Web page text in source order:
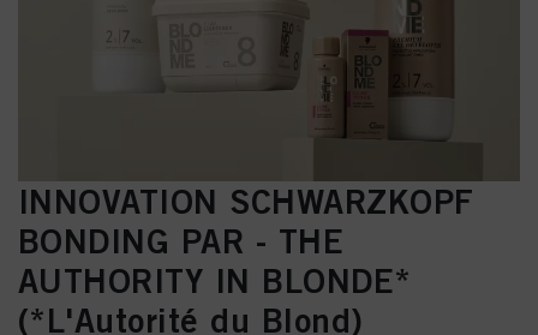
INNOVATION SCHWARZKOPF
BONDING PAR - THE
AUTHORITY IN BLONDE*
(*L'Autorité du Blond)